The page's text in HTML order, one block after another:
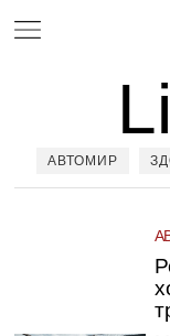
АВТОМИР